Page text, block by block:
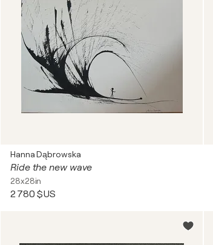
Hanna Dąbrowska
Ride the new wave
28x28in
2 780 $US